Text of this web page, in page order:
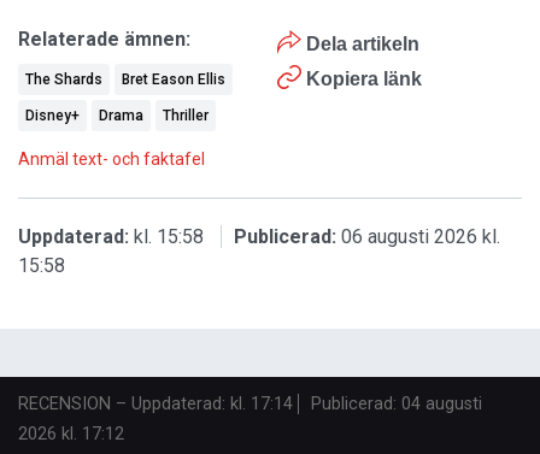
Dela artikeln
Kopiera länk
Relaterade ämnen:
The Shards Bret Eason Ellis
Disney+ Drama Thriller
Anmäl text- och faktafel
Uppdaterad: kl. 15:58 Publicerad: 06 augusti 2026 kl.
15:58
RECENSION – Uppdaterad: kl. 17:14 Publicerad: 04 augusti
2026 kl. 17:12